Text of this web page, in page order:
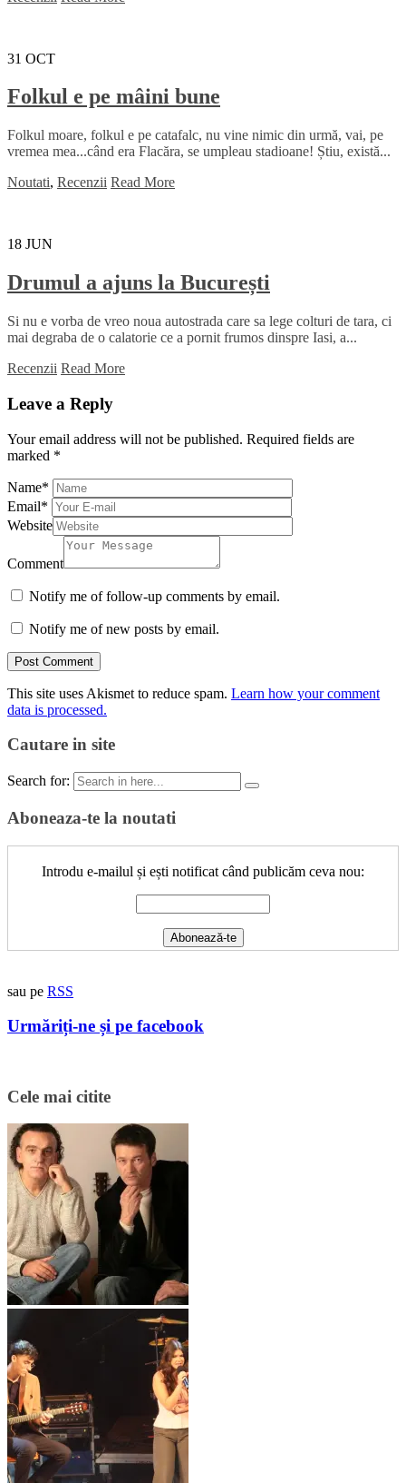
31 OCT
Folkul e pe mâini bune
Folkul moare, folkul e pe catafalc, nu vine nimic din urmă, vai, pe
vremea mea...când era Flacăra, se umpleau stadioane! Știu, există...
Noutati, Recenzii Read More
18 JUN
Drumul a ajuns la București
Si nu e vorba de vreo noua autostrada care sa lege colturi de tara, ci
mai degraba de o calatorie ce a pornit frumos dinspre Iasi, a...
Recenzii Read More
Leave a Reply
Your email address will not be published. Required fields are
marked *
Name*
Email*
Website
Comment
Notify me of follow-up comments by email.
Notify me of new posts by email.
This site uses Akismet to reduce spam. Learn how your comment
data is processed.
Cautare in site
Search for:
Aboneaza-te la noutati
Introdu e-mailul și ești notificat când publicăm ceva nou:
sau pe RSS
Urmăriți-ne și pe facebook
Cele mai citite